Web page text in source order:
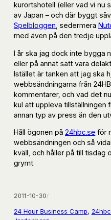
kurortshotell (eller vad vi nu
av Japan – och där byggt
Spelbloggen , sedermera
med även på den tredje
I år ska jag dock inte bygga
eller på annat sätt vara
Istället är tanken att jag ska
webbsändningarna från
kommentarer, och vad det
kul att uppleva tillställningen
annan typ av press än den
Håll ögonen på 24hbc.se för
webbsändningen och så
kväll, och håller på till tisdag
grymt.
2011-10-30/
24 Hour Business Camp, 24hbc